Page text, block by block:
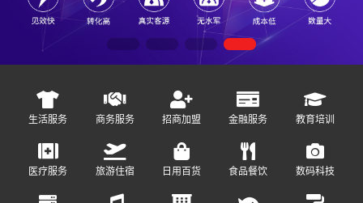
生活服务 商务服务 招商加盟 金融服务 教育培训
医疗服务 旅游住宿 日用百货 食品餐饮 数码科技